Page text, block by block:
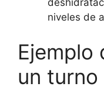
niveles de
Ejemplo
un